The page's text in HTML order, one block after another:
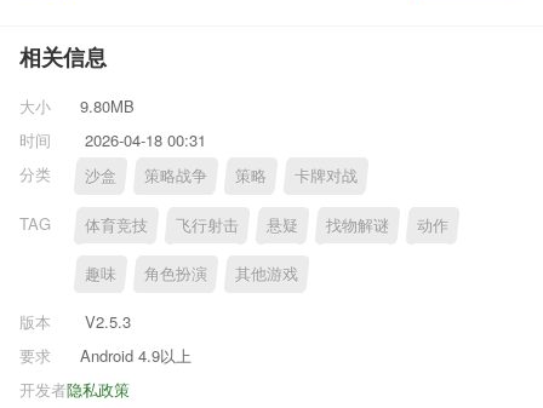
相关信息
大小
9.80MB
时间
2026-04-18 00:31
分类
沙盒 策略战争 策略 卡牌对战
TAG 体育竞技 飞行射击 悬疑 找物解谜 动作
趣味 角色扮演 其他游戏
版本
V2.5.3
要求
Android 4.9以上
隐私政策
开发者